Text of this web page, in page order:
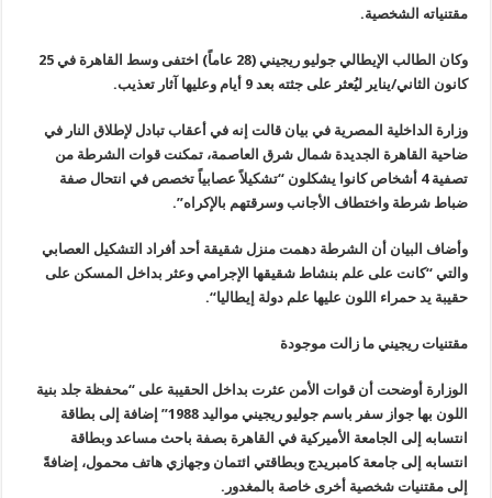
مقتنياته الشخصية.
وكان الطالب الإيطالي جوليو ريجيني (28 عاماً) اختفى وسط القاهرة في 25
كانون الثاني/يناير ليُعثر على جثته بعد 9 أيام وعليها آثار تعذيب
.
وزارة الداخلية المصرية في بيان قالت إنه في أعقاب تبادل لإطلاق النار في
ضاحية القاهرة الجديدة شمال شرق العاصمة، تمكنت قوات الشرطة من
تصفية 4 أشخاص كانوا يشكلون “تشكيلاً عصابياً تخصص في انتحال صفة
ضباط شرطة واختطاف الأجانب وسرقتهم بالإكراه”.
وأضاف البيان أن الشرطة دهمت منزل شقيقة أحد أفراد التشكيل العصابي
والتي“كانت على علم بنشاط شقيقها الإجرامي وعثر بداخل المسكن على
حقيبة يد حمراء اللون عليها علم دولة إيطاليا“.
مقتنيات ريجيني ما زالت موجودة
الوزارة أوضحت أن قوات الأمن عثرت بداخل الحقيبة على “محفظة جلد بنية
اللون بها جواز سفر باسم جوليو ريجيني مواليد 1988” إضافة إلى بطاقة
انتسابه إلى الجامعة الأميركية في القاهرة بصفة باحث مساعد وبطاقة
انتسابه إلى جامعة كامبريدج وبطاقتي ائتمان وجهازي هاتف محمول، إضافةً
إلى مقتنيات شخصية أخرى خاصة بالمغدور .